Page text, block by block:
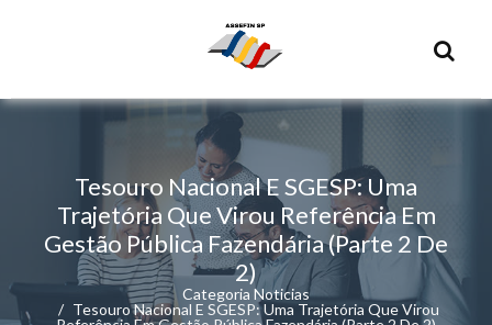
Tesouro Nacional E SGESP: Uma
Trajetória Que Virou Referência Em
Gestão Pública Fazendária (parte 2 De
2)
Categoria Noticias
Tesouro Nacional E SGESP: Uma Trajetória Que Virou